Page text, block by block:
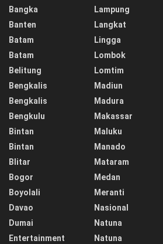
Bangka
Banten
Batam
Batam
Belitung
Bengkalis
Bengkalis
Bengkulu
Bintan
Bintan
Blitar
Bogor
Boyolali
Davao
Dumai
Entertainment
Lampung
Langkat
Lingga
Lombok
Lomtim
Madiun
Madura
Makassar
Maluku
Manado
Mataram
Medan
Meranti
Nasional
Natuna
Natuna